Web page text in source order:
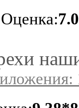
Оценка: